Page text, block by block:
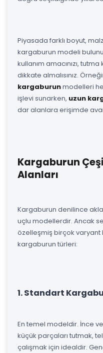
Piyasada farklı boyut,
kargaburun modeli
kullanım amacınızı,
dikkate almalısınız.
kargaburunmodelleri
işlevi sunarken, uzun
dar alanlara erişimde
Kargaburun
Alanları
Kargaburun denilince
uçlu modellerdir. Ancak
özelleşmiş birçok varyant
kargaburun türleri:
1. Standart
En temel modeldir. İnce
küçük parçaları tutmak,
çalışmak için idealdir.